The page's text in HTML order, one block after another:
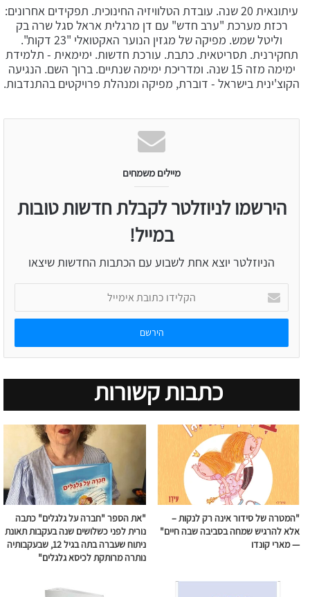
עיתונאית 20 שנה. עובדת הטלוויזיה החינוכית. תפקידים אחרונים:
רכזת מערכת "ערב חדש" עם דן מרגלית אראל סגל שרה בק
וליטל שמש. מפיקה של מגזין הנוער האקטואלי "23 דקות".
תחקירנית. תסריטאית. כתבת. עורכת חדשות. ימימאית - תלמידת
ימימה מזה 15 שנה. ומדריכת ימימה שנתיים. ברוך השם. הנגיעה
הקוצ'ינית בישראל - דוברת, מפיקה ומנהלת פרויקטים בהתנדבות.
מיילים משמחים
הירשמו לניוזלטר לקבלת חדשות טובות
במייל!
הניוזלטר יוצא אחת לשבוע עם הכתבות החדשות שיצאו
הקלידו
כתובת
אימייל
כתבות קשורות
"המטרה של סידור אינה רק לנקות –
אלא להרגיש שמחה בסביבה שבה חיים"
— מארי קונדו
"את הספר "חברה על גלגלים" כתבה
נורית לפני כשלושים שנה בעקבות תאונת
ניתוח שעברה בתה בגיל 12, שבעקבותיה
נותרה מרותקת לכיסא גלגלים"